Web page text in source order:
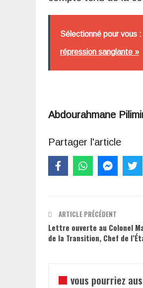
Sélectionné pour vous :
répression sanglante »
Abdourahmane
Partager l'article
ARTICLE PRÉCÉDENT
Lettre ouverte au Colonel
de la Transition, Chef de
vous pourriez